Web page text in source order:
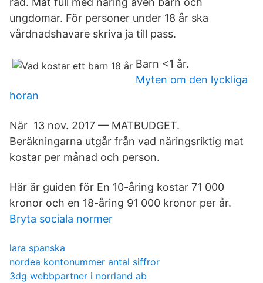
ungdomar. För personer under 18 år ska
vårdnadshavare skriva ja till pass.
Barn <1 år.
Myten om den lyckliga
horan
När 13 nov. 2017 — MATBUDGET.
Beräkningarna utgår från vad näringsriktig mat
kostar per månad och person.
Här är guiden för En 10-åring kostar 71 000
kronor och en 18-åring 91 000 kronor per år.
Bryta sociala normer
lara spanska
nordea kontonummer antal siffror
3dg webbpartner i norrland ab